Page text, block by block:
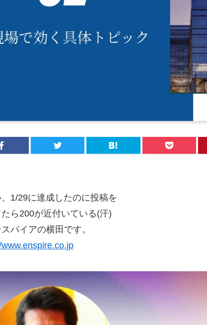
1/29に達成したのに投稿を
ら200が近付いている(汗)
パイアの横田です。